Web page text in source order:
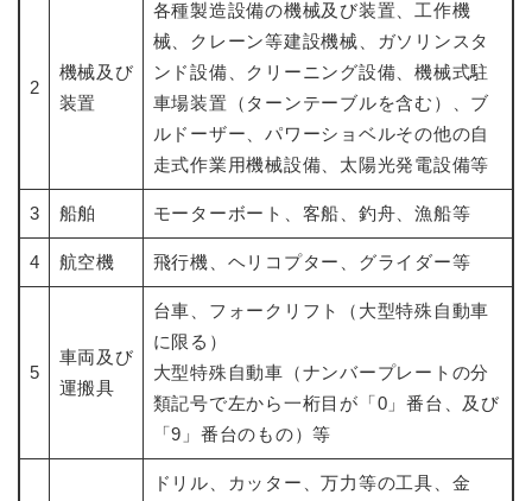
2
機械及び
装置
各種製造設備の機械及び装置、工作機
械、クレーン等建設機械、ガソリンスタ
ンド設備、クリーニング設備、機械式駐
車場装置（ターンテーブルを含む）、ブ
ルドーザー、パワーショベルその他の自
走式作業用機械設備、太陽光発電設備等
3 船舶 モーターボート、客船、釣舟、漁船等
4 航空機 飛行機、ヘリコプター、グライダー等
5
車両及び
運搬具
台車、フォークリフト（大型特殊自動車
に限る）
大型特殊自動車（ナンバープレートの分
類記号で左から一桁目が「0」番台、及び
「9」番台のもの）等
ドリル、カッター、万力等の工具、金